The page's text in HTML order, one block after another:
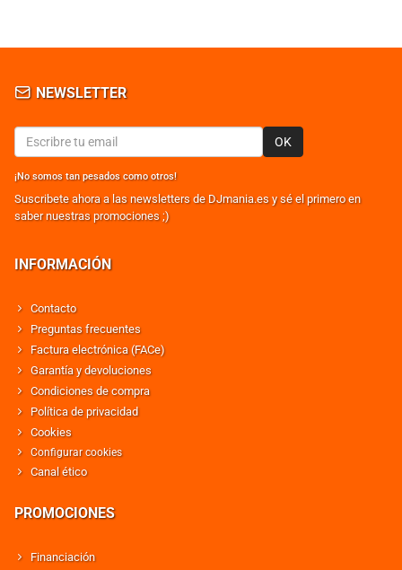
NEWSLETTER
OK
¡No somos tan pesados como otros!
Suscribete ahora a las newsletters de DJmania.es y sé el primero en
saber nuestras promociones ;)
INFORMACIÓN
Contacto
Preguntas frecuentes
Factura electrónica (FACe)
Garantía y devoluciones
Condiciones de compra
Política de privacidad
Cookies
Configurar cookies
Canal ético
PROMOCIONES
Financiación